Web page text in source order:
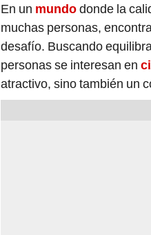
En un mundodonde la
muchas personas,
desafío. Buscando
personas se interesan en
atractivo, sino también un